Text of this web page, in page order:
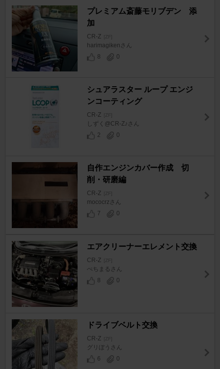
プレミアム斎藤モリブデン 添
加
CR-Z [ZF]
harimagikenさん
8
0
シュアラスター ループ エンジ
ンコーティング
CR-Z [ZF]
しずく@CR-Z♪さん
2
0
自作エンジンカバー作成 切
削・研磨編
CR-Z [ZF]
mococrzさん
7
0
エアクリーナーエレメント交換
CR-Z [ZF]
ぺちまるさん
8
0
ドライブベルト交換
CR-Z [ZF]
グリぼうさん
6
0